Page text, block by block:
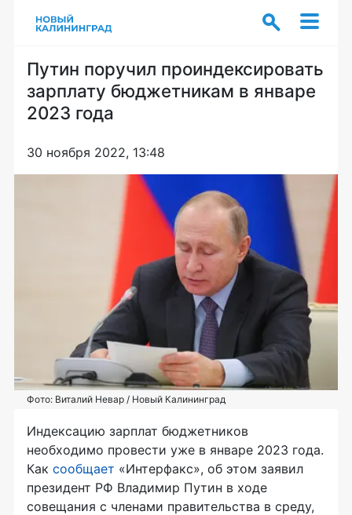
Путин поручил проиндексировать
зарплату бюджетникам в январе
2023 года
30 ноября 2022, 13:48
Фото: Виталий Невар / Новый Калининград
Индексацию зарплат бюджетников
необходимо провести уже в январе 2023 года.
Как сообщает «Интерфакс», об этом заявил
президент РФ Владимир Путин в ходе
совещания с членами правительства в среду,